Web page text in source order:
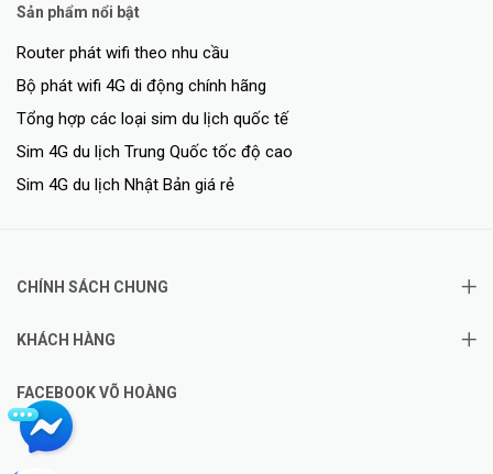
Sản phẩm nổi bật
Router phát wifi theo nhu cầu
Bộ phát wifi 4G di động chính hãng
Tổng hợp các loại sim du lịch quốc tế
Sim 4G du lịch Trung Quốc tốc độ cao
Sim 4G du lịch Nhật Bản giá rẻ
CHÍNH SÁCH CHUNG
KHÁCH HÀNG
FACEBOOK VÕ HOÀNG